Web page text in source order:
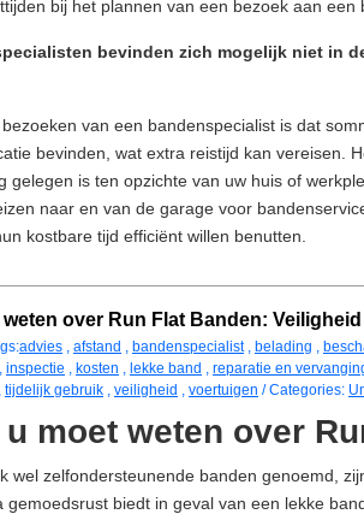
bij het plannen van een bezoek aan een
bevinden zich mogelijk niet in
van een bandenspecialist is dat
bevinden, wat extra reistijd kan vereisen.
gelegen is ten opzichte van uw huis of
naar en van de garage voor
kostbare tijd efficiënt willen benutten.
over Run Flat Banden:
advies , afstand , bandenspecialist, belading ,
, inspectie , kosten , lekke band , reparatie en
, tijdelijk gebruik , veiligheid , voertuigen / Categories:
moet weten over
wel zelfondersteunende banden genoemd,
gemoedsrust biedt in geval van een lekke